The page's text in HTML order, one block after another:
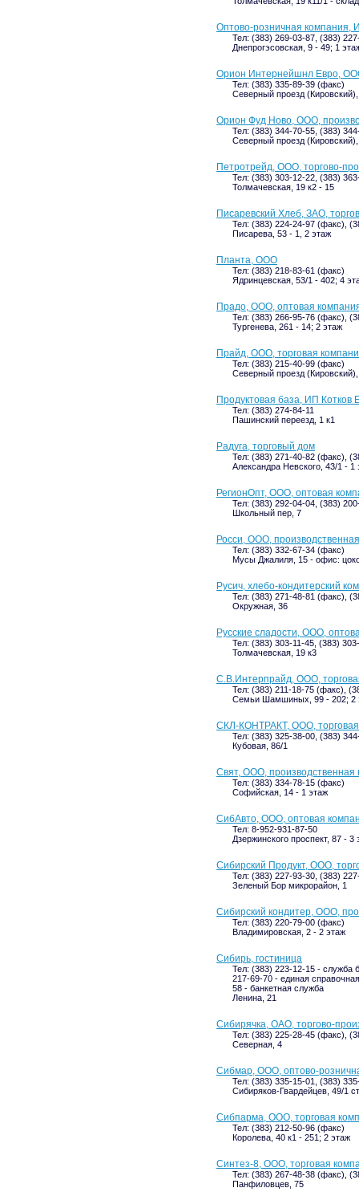
Оптово-розничная компания,
Тел: (383) 269-03-87, (383)
Днепрогэсовская, 9 - 49; 1
Орион Интернейшнл Евро,
Тел: (383) 335-89-39 (факс)
Северный проезд
Орион Фуд Ново, ООО,
Тел: (383) 344-70-55, (383)
Северный проезд
Петротрейд, ООО, торгово-
Тел: (383) 303-12-22, (383)
Толмачевская, 19 к2 - 15
Писаревский Хлеб, ЗАО,
Тел: (383) 224-24-97 (факс),
Писарева, 53 - 1, 2 этаж
Планта, ООО
Тел: (383) 218-83-61 (факс)
Ядринцевская, 53/1 - 402; 4
Прадо, ООО, оптовая
Тел: (383) 266-95-76 (факс),
Тургенева, 261 - 14; 2 этаж
Прайд, ООО, торговая
Тел: (383) 215-40-99 (факс)
Северный проезд
Продуктовая база, ИП Котков
Тел: (383) 274-84-11
Пашинский переезд, 1 к1
Радуга, торговый дом
Тел: (383) 271-40-82 (факс),
Александра Невского, 43/1 - 1
РегионОпт, ООО, оптовая
Тел: (383) 292-04-04, (383)
Школьный пер, 7
Росси, ООО,
Тел: (383) 332-67-34 (факс)
Мусы Джалиля, 15 - офис:
Русич, хлебо-кондитерский
Тел: (383) 271-48-81 (факс),
Окружная, 36
Русские сладости, ООО,
Тел: (383) 303-11-45, (383)
Толмачевская, 19 к3
С.В.Интерпрайд, ООО,
Тел: (383) 211-18-75 (факс),
Семьи Шамшиных, 99 - 202; 2
СКЛ-КОНТРАКТ, ООО,
Тел: (383) 325-38-00, (383)
Кубовая, 86/1
Свят, ООО, производственная
Тел: (383) 334-78-15 (факс)
Софийская, 14 - 1 этаж
СибАвто, ООО, оптовая
Тел: 8-952-931-87-50
Дзержинского проспект, 87 - 3
Сибирский Продукт, ООО,
Тел: (383) 227-93-30, (383)
Зеленый Бор микрорайон, 1
Сибирский кондитер, ООО,
Тел: (383) 220-79-00 (факс)
Владимировская, 2 - 2 этаж
Сибирь, гостиница
Тел: (383) 223-12-15 - служба
217-69-70 - единая
58 - банкетная служба
Ленина, 21
Сибирячка, ОАО, торгово-
Тел: (383) 225-28-45 (факс),
Северная, 4
Сибмар, ООО, оптово-
Тел: (383) 335-15-01, (383)
Сибиряков-Гвардейцев, 49/1
Сибпарма, ООО, торговая
Тел: (383) 212-50-96 (факс)
Королева, 40 к1 - 251; 2 этаж
Синтез-8, ООО, торговая
Тел: (383) 267-48-38 (факс),
Панфиловцев, 75